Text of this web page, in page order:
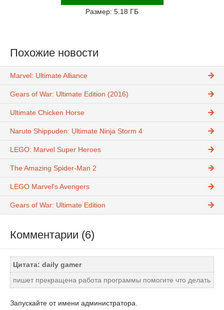
Размер: 5.18 ГБ
Похожие новости
Marvel: Ultimate Alliance
Gears of War: Ultimate Edition (2016)
Ultimate Chicken Horse
Naruto Shippuden: Ultimate Ninja Storm 4
LEGO: Marvel Super Heroes
The Amazing Spider-Man 2
LEGO Marvel's Avengers
Gears of War: Ultimate Edition
Комментарии (6)
Цитата: daily gamer
пишет прекращена работа программы помогите что делать
Запускайте от имени администратора.